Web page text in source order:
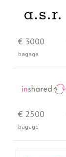
€ 3000
bagage
€ 2500
bagage